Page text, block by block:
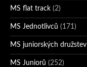
MS flat track (2)
MS Jednotlivců (171)
MS juniorských družstev
MS Juniorů (252)